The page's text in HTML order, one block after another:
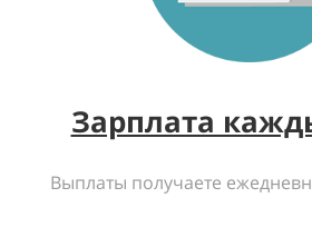
Зарплата
Выплаты получаете